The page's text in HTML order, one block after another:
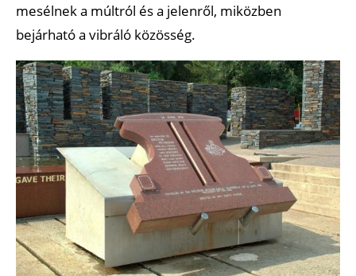
mesélnek a múltról és a jelenről, miközben
bejárható a vibráló közösség.